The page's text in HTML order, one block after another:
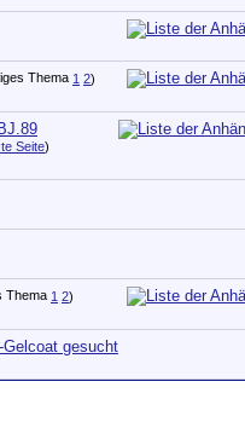
1 2)
Seite)
1 2)
gesucht